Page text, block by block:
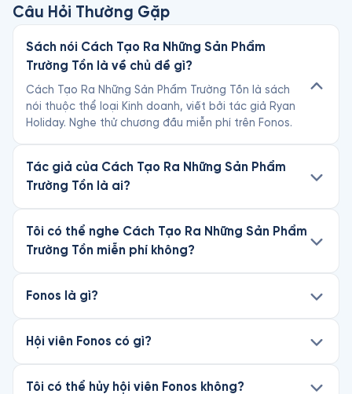
Câu Hỏi Thường Gặp
Sách nói Cách Tạo Ra Những Sản Phẩm
Trường Tồn là về chủ đề gì?
Cách Tạo Ra Những Sản Phẩm Trường Tồn là sách
nói thuộc thể loại Kinh doanh, viết bởi tác giả Ryan
Holiday. Nghe thử chương đầu miễn phí trên Fonos.
Tác giả của Cách Tạo Ra Những Sản Phẩm
Trường Tồn là ai?
Tôi có thể nghe Cách Tạo Ra Những Sản Phẩm
Trường Tồn miễn phí không?
Fonos là gì?
Hội viên Fonos có gì?
Tôi có thể hủy hội viên Fonos không?